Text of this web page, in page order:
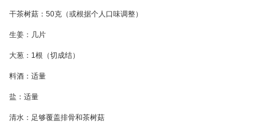
干茶树菇：50克（或根据个人口味调整）
生姜：几片
大葱：1根（切成结）
料酒：适量
盐：适量
清水：足够覆盖排骨和茶树菇